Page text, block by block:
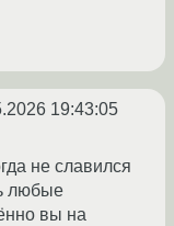
19:43:05
не славился
любые
вы на